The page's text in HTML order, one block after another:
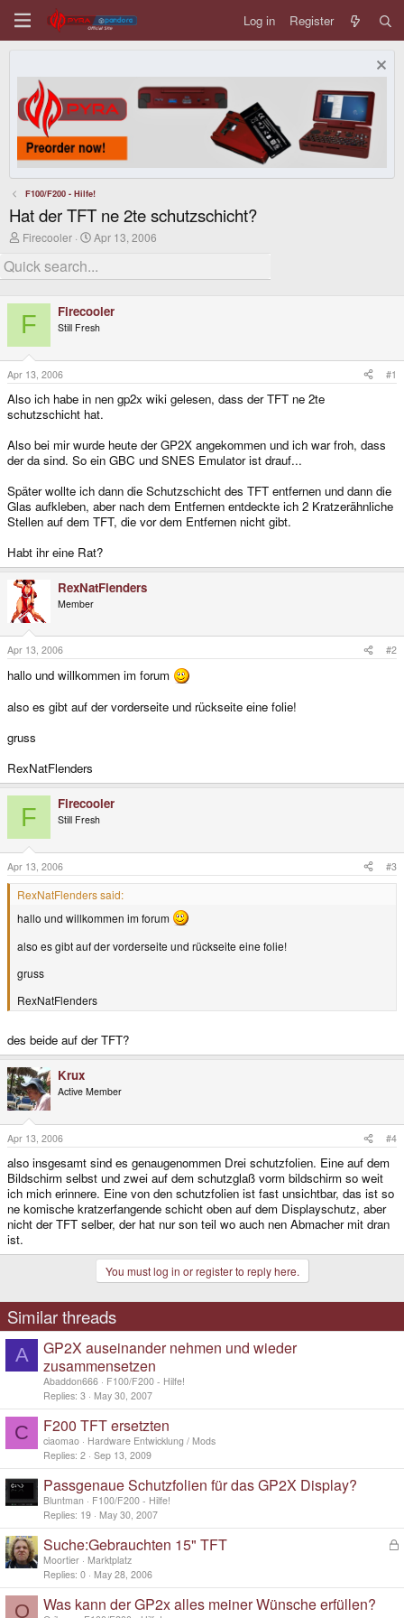
Log in Register
F100/F200 - Hilfe!
Hat der TFT ne 2te schutzschicht?
T
r
e
d
s
t
a
r
t
e
r
Firecooler
S
r
a
t
Apr 13, 2006
F Firecooler
Still Fresh
Apr 13, 2006 #1
Also ich habe in nen gp2x wiki gelesen, dass der TFT ne 2te
schutzschicht hat.
Also bei mir wurde heute der GP2X angekommen und ich war froh, dass
der da sind. So ein GBC und SNES Emulator ist drauf...
Später wollte ich dann die Schutzschicht des TFT entfernen und dann die
Glas aufkleben, aber nach dem Entfernen entdeckte ich 2 Kratzerähnliche
Stellen auf dem TFT, die vor dem Entfernen nicht gibt.
Habt ihr eine Rat?
RexNatFlenders
Member
Apr 13, 2006 #2
hallo und willkommen im forum
also es gibt auf der vorderseite und rückseite eine folie!
gruss
RexNatFlenders
F Firecooler
Still Fresh
Apr 13, 2006 #3
RexNatFlenders said:
hallo und willkommen im forum
also es gibt auf der vorderseite und rückseite eine folie!
gruss
RexNatFlenders
des beide auf der TFT?
Krux
Active Member
Apr 13, 2006 #4
also insgesamt sind es genaugenommen Drei schutzfolien. Eine auf dem
Bildschirm selbst und zwei auf dem schutzglaß vorm bildschirm so weit
ich mich erinnere. Eine von den schutzfolien ist fast unsichtbar, das ist so
ne komische kratzerfangende schicht oben auf dem Displayschutz, aber
nicht der TFT selber, der hat nur son teil wo auch nen Abmacher mit dran
ist.
You must log in or register to reply here.
Similar threads
A
GP2X auseinander nehmen und wieder
zusammensetzen
Abaddon666
F100/F200 - Hilfe!
Replies 3 May 30, 2007
C F200 TFT ersetzten
ciaomao
Hardware Entwicklung / Mods
Replies 2 Sep 13, 2009
Passgenaue Schutzfolien für das GP2X Display?
Bluntman
F100/F200 - Hilfe!
Replies 19 May 30, 2007
L
k
Suche:Gebrauchten 15" TFT
Moortier
Marktplatz
Replies 0 May 28, 2006
O Was kann der GP2x alles meiner Wünsche erfüllen?